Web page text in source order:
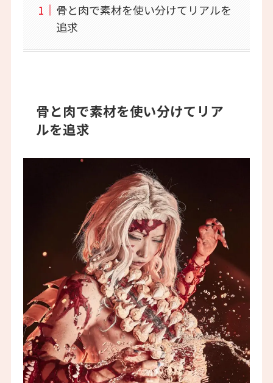
骨と肉で素材を使い分けてリアルを
追求
骨と肉で素材を使い分けてリア
ルを追求